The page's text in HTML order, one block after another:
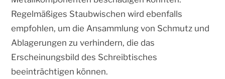
Regelmäßiges Staubwischen wird ebenfalls
empfohlen, um die Ansammlung von Schmutz und
Ablagerungen zu verhindern, die das
Erscheinungsbild des Schreibtisches
beeinträchtigen können.